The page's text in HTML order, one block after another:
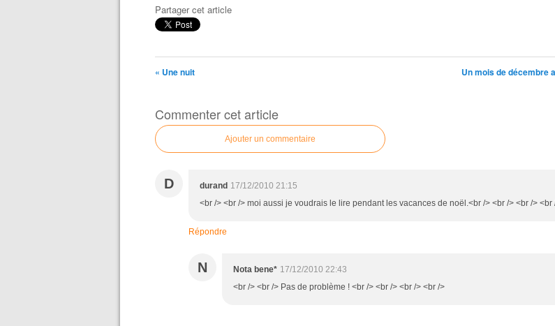
Partager cet article
« Une nuit Un mois de décembre
Commenter cet article
Ajouter un commentaire
D durand 17/12/2010 21:15
<br /> <br /> moi aussi je voudrais le lire pendant les vacances de noël.<br /> <br /> <br /> <br
Répondre
N Nota bene* 17/12/2010 22:43
<br /> <br /> Pas de problème ! <br /> <br /> <br /> <br />